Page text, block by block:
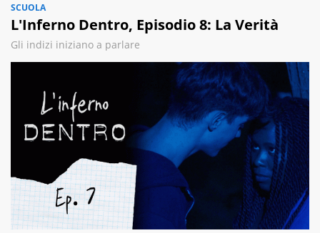
SCUOLA
L'Inferno Dentro, Episodio 8: La Verità
Gli indizi iniziano a parlare